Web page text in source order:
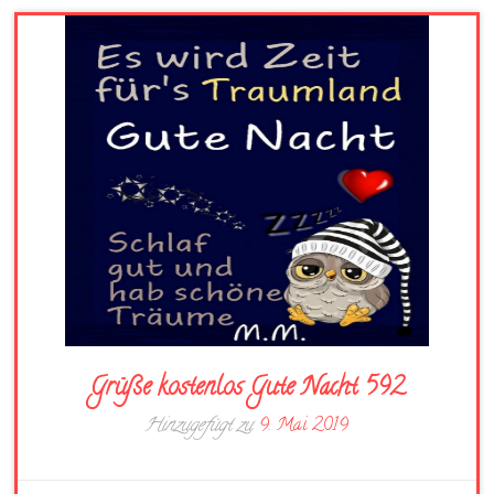
Grüße kostenlos Gute Nacht 592
Hinzugefügt zu9. Mai 2019